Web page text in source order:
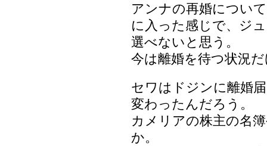
アンナの再婚につい
に入った感じで、ジ
選べないと思う。
今は離婚を待つ状況
セワはドジンに離婚
変わったんだろう。
カメリアの株主の名
か。